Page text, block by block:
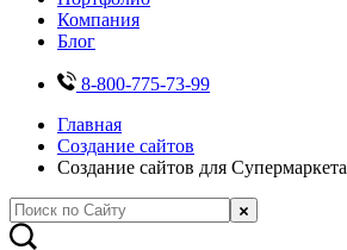
Компания
Блог
8-800-775-73-99
Главная
Создание сайтов
Создание сайтов для Супермаркета